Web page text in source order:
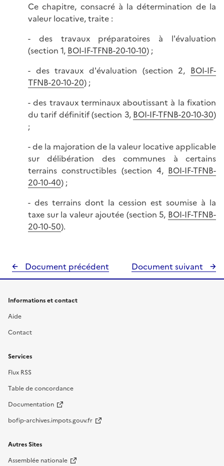
Ce chapitre, consacré à la détermination de la
valeur locative, traite :
- des travaux préparatoires à l'évaluation
(section 1, BOI-IF-TFNB-20-10-10) ;
- des travaux d'évaluation (section 2, BOI-IF-
TFNB-20-10-20) ;
- des travaux terminaux aboutissant à la fixation
du tarif définitif (section 3, BOI-IF-TFNB-20-10-30)
;
- de la majoration de la valeur locative applicable
sur délibération des communes à certains
terrains constructibles (section 4, BOI-IF-TFNB-
20-10-40) ;
- des terrains dont la cession est soumise à la
taxe sur la valeur ajoutée (section 5, BOI-IF-TFNB-
20-10-50).
Document précédent Document suivant
Informations et contact
Aide
Contact
Services
Flux RSS
Table de concordance
Documentation
bofip-archives.impots.gouv.fr
Autres Sites
Assemblée nationale